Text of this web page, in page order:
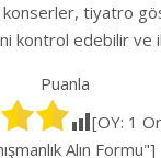
konserler, tiyatro
kontrol edebilir ve
Puanla
[OY: 1
Alın Formu"]